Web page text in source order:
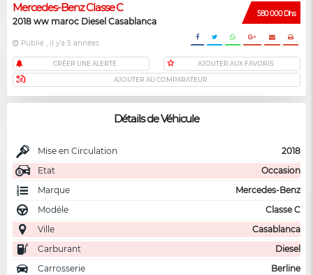
580 000 Dhs
Mercedes-Benz Classe C
2018 ww maroc Diesel Casablanca
Publié , il y'a 5 années
CRÉER UNE ALERTE AJOUTER AUX FAVORIS
AJOUTER AU COMPARATEUR
Détails de Véhicule
Mise en Circulation
2018
Etat
Occasion
Marque
Mercedes-Benz
Modéle
Classe C
Ville
Casablanca
Carburant
Diesel
Carrosserie
Berline